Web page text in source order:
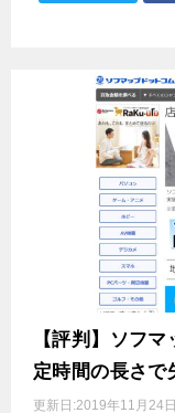
【評判】ソフ
定時間の長さで
更新日:2019年11月24日